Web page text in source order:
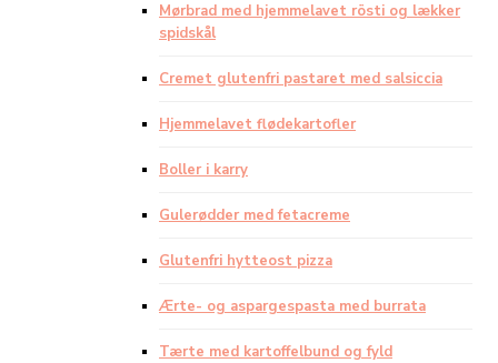
Mørbrad med hjemmelavet rösti og lækker
spidskål
Cremet glutenfri pastaret med salsiccia
Hjemmelavet flødekartofler
Boller i karry
Gulerødder med fetacreme
Glutenfri hytteost pizza
Ærte- og aspargespasta med burrata
Tærte med kartoffelbund og fyld